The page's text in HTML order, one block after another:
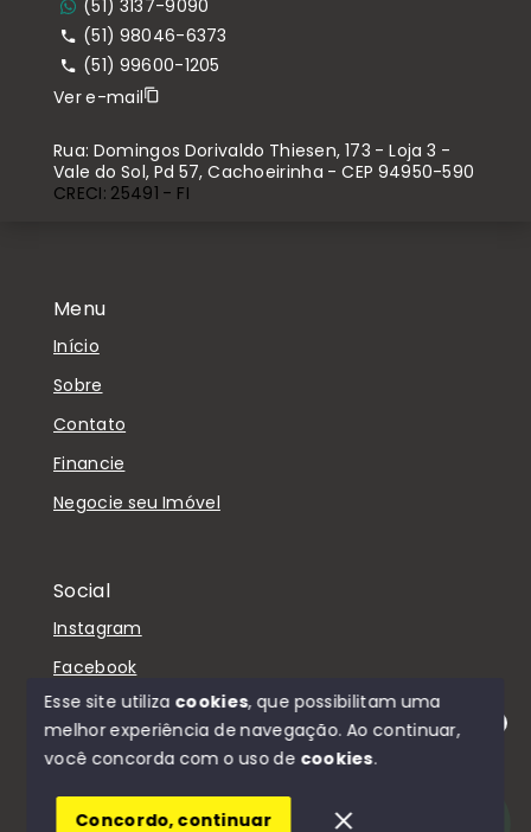
Olá! Estamos disponíveis para te ajudar.
Menu
Início
Sobre
Contato
Financie
Negocie seu Imóvel
Social
Instagram
Facebook
© Copyright 2026 - D'Casa Imóveis - Todos os
SITE PARA IMOBILIARIA
(51) 3137-9090
(51) 98046-6373
(51) 99600-1205
Ver e-mail
Rua: Domingos Dorivaldo Thiesen, 173 - Loja 3 -
Vale do Sol, Pd 57, Cachoeirinha - CEP 94950-590
CRECI: 25491 - FI
Esse site utiliza cookies, que possibilitam uma
melhor experiência de navegação.Ao continuar,
você concorda com o uso de cookies.
Concordo, continuar